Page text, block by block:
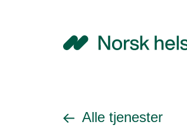
NHN
Gå tilbake til
Alle tjenester